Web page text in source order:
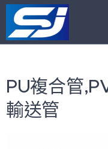
PU複合管
輸送管